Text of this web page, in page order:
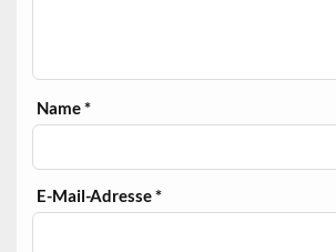
Name*
E-Mail-Adresse*